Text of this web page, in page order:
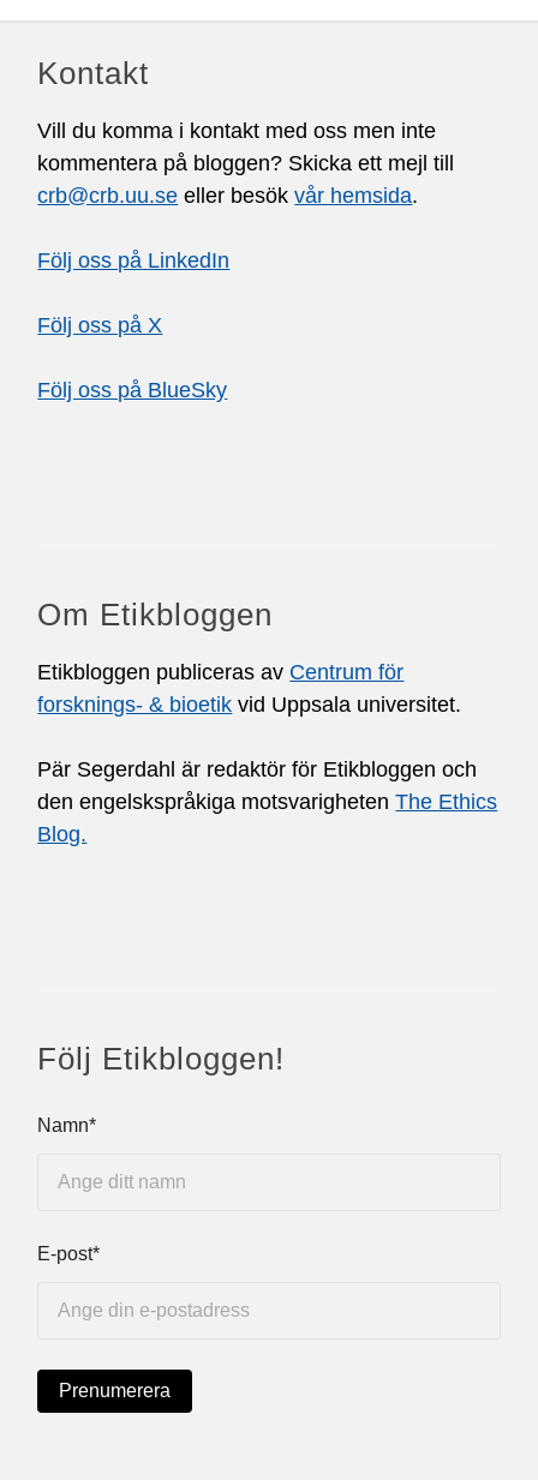
Kontakt
Vill du komma i kontakt med oss men inte
kommentera på bloggen? Skicka ett mejl till
crb@crb.uu.se eller besökvår hemsida.
Följ oss på LinkedIn
Följ oss på X
Följ oss på BlueSky
Om Etikbloggen
Etikbloggen publiceras av Centrum för
forsknings- & bioetik vid Uppsala universitet.
Pär Segerdahl är redaktör för Etikbloggen och
den engelskspråkiga motsvarighetenThe Ethics
Blog.
Följ Etikbloggen!
Namn*
E-post*